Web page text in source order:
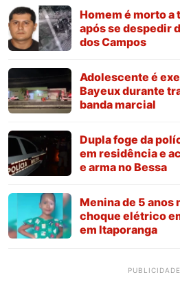
Homem é morto a
após se despedir
dos Campos
Adolescente é
Bayeux durante
banda marcial
Dupla foge da
em residência e
e arma no Bessa
Menina de 5 anos
choque elétrico
em Itaporanga
PUBLICIDADE